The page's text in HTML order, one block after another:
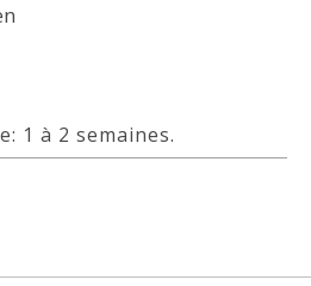
1 à 2 semaines.